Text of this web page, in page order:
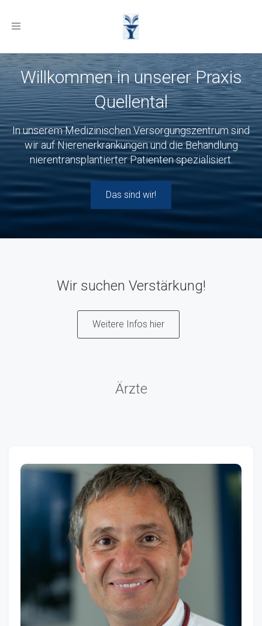
Toggle
Willkommen in unserer Praxis
Quellental
In unserem Medizinischen Versorgungszentrum sind
wir auf Nierenerkrankungen und die Behandlung
nierentransplantierter Patienten spezialisiert.
Das sind wir!
Wir suchen Verstärkung!
Weitere Infos hier
Ärzte